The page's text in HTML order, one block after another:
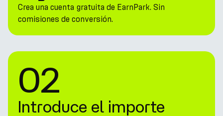
Crea una cuenta gratuita de EarnPark. Sin
comisiones de conversión.
02
Introduce el importe